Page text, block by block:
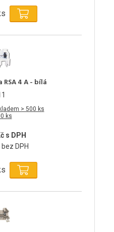
RSA 4 A - bílá
> 500 ks
ks
s DPH
DPH